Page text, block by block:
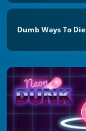
Dumb Ways To Die